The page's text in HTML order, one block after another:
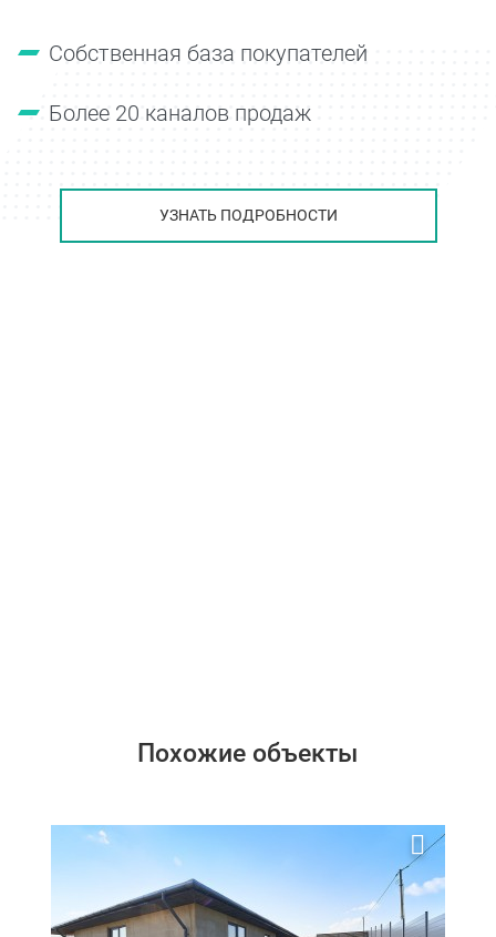
Собственная база покупателей
Более 20 каналов продаж
УЗНАТЬ ПОДРОБНОСТИ
Похожие объекты